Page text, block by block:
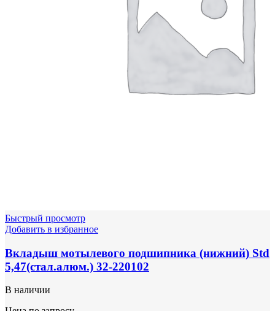
Быстрый просмотр
Добавить в избранное
Вкладыш мотылевого подшипника (нижний) Std
5,47(стал.алюм.) 32-220102
В наличии